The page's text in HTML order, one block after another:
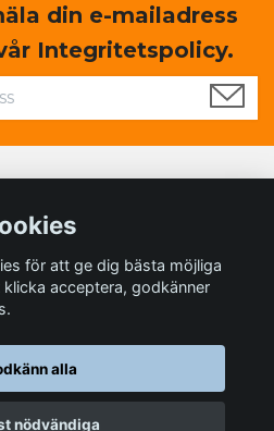
din e-mailadress
Integritetspolicy.
- Sportprodukter till ett bra pris
för att ge dig bästa möjliga
acceptera, godkänner
alla
nödvändiga